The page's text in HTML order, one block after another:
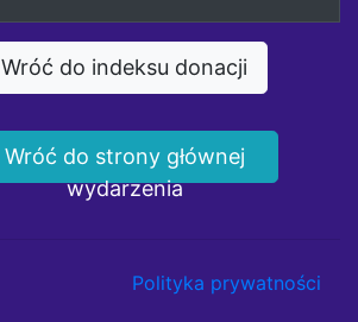
Wróć do indeksu donacji
Wróć do strony głównej
wydarzenia
Polityka prywatności